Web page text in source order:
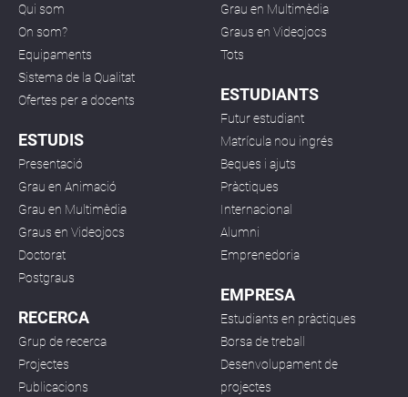
Qui som
On som?
Equipaments
Sistema de la Qualitat
Ofertes per a docents
ESTUDIS
Presentació
Grau en Animació
Grau en Multimèdia
Graus en Videojocs
Doctorat
Postgraus
RECERCA
Grup de recerca
Projectes
Publicacions
Grau en Multimèdia
Graus en Videojocs
Tots
ESTUDIANTS
Futur estudiant
Matrícula nou ingrés
Beques i ajuts
Pràctiques
Internacional
Alumni
Emprenedoria
EMPRESA
Estudiants en pràctiques
Borsa de treball
Desenvolupament de
projectes